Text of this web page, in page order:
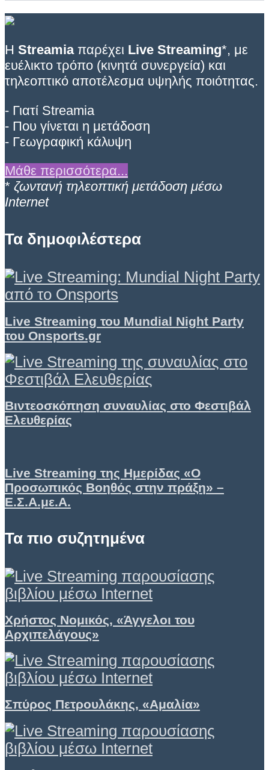
Η Streamiaπαρέχει Live Streaming*, με
ευέλικτο τρόπο (κινητά συνεργεία) και
τηλεοπτικό αποτέλεσμα υψηλής ποιότητας.
- Γιατί Streamia
- Που γίνεται η μετάδοση
- Γεωγραφική κάλυψη
Μάθε περισσότερα...
* ζωντανή τηλεοπτική μετάδοση μέσω
Internet
Τα δημοφιλέστερα
Live Streaming του Mundial Night Party
του Onsports.gr
Βιντεοσκόπηση συναυλίας στο Φεστιβάλ
Ελευθερίας
Live Streaming της Ημερίδας «Ο
Προσωπικός Βοηθός στην πράξη» –
Ε.Σ.Α.με.Α.
Τα πιο συζητημένα
Χρήστος Νομικός, «Άγγελοι του
Αρχιπελάγους»
Σπύρος Πετρουλάκης, «Αμαλία»